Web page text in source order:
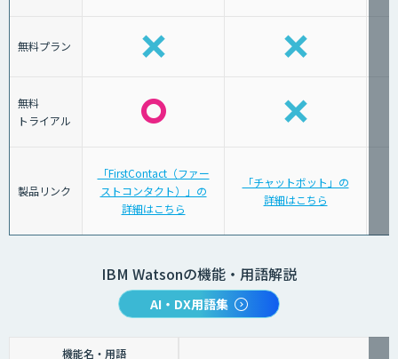
無料プラン
無料
トライアル
製品リンク
「FirstContact（ファー
ストコンタクト）」の
詳細はこちら
「チャットボット」の
詳細はこちら
IBM Watsonの機能・用語解説
AI・DX用語集
機能名・用語